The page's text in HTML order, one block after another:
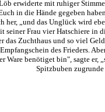
erwiderte mit ruhiger
in die Hände gegeben
her, „und das Unglück wird
Frau vier Hatschiere in
das Zuchthaus und so viel
des Frieders.
Ware benötiget bin", sagte
Spitzbuben